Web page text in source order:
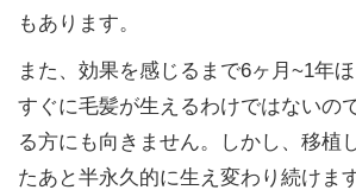
もあります。
また、効果を感じるまで6ヶ月~1年ほ
すぐに毛髪が生えるわけではないの
る方にも向きません。しかし、移植
たあと半永久的に生え変わり続けます